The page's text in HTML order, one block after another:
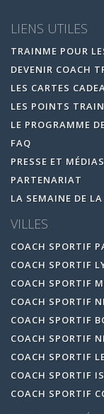
LIENS UTILES
TRAINME POUR
DEVENIR COACH
LES CARTES
LES POINTS
LE PROGRAMME
FAQ
PRESSE ET MÉDIAS
PARTENARIAT
LA SEMAINE DE
VILLES
COACH SPORTIF
COACH SPORTIF
COACH SPORTIF
COACH SPORTIF
COACH SPORTIF
COACH SPORTIF
COACH SPORTIF
COACH SPORTIF
COACH SPORTIF